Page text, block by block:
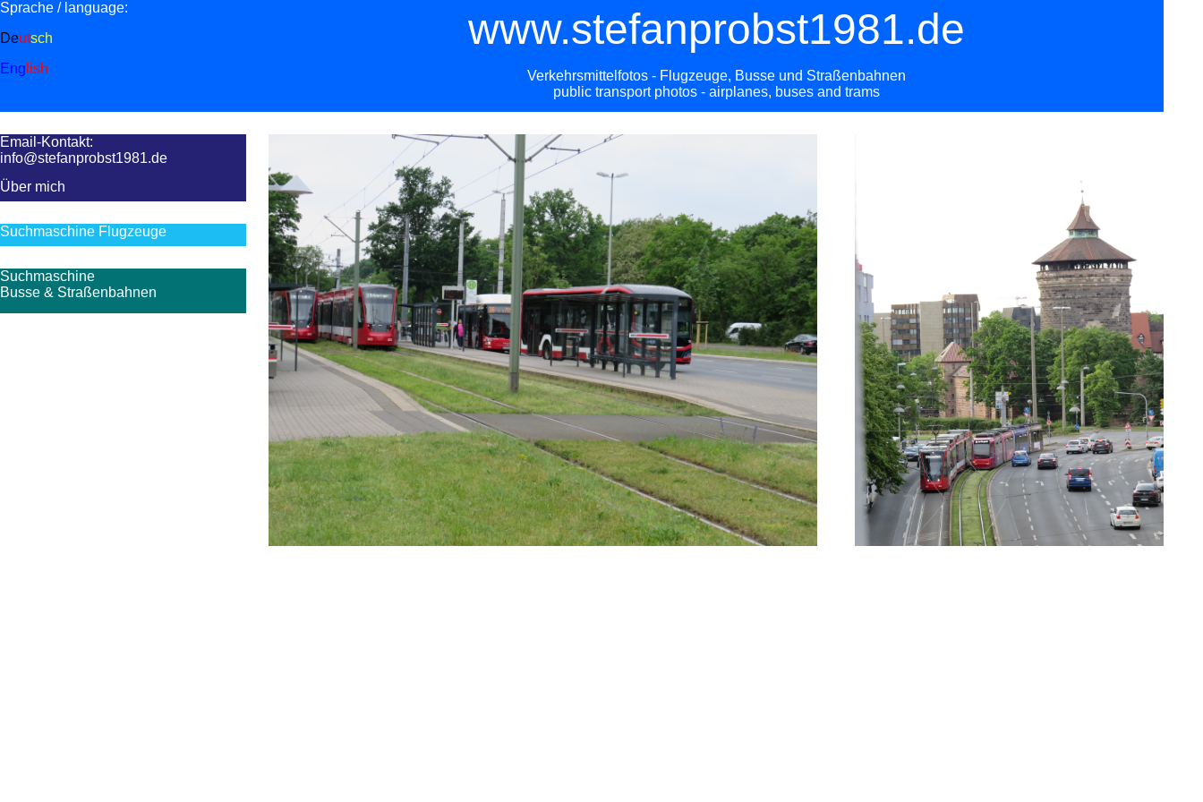
Sprache / language:
Deutsch
Eng lish
www.stefanprobst1981.de
Verkehrsmittelfotos - Flugzeuge, Busse und Straßenbahnen
public transport photos - airplanes, buses and trams
Email-Kontakt:
info@stefanprobst1981.de
Über mich
Suchmaschine Flugzeuge
Suchmaschine
Busse & Straßenbahnen